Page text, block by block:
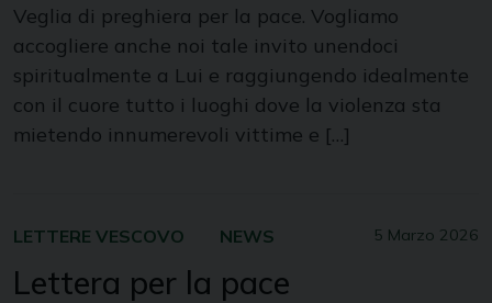
Veglia di preghiera per la pace. Vogliamo
accogliere anche noi tale invito unendoci
spiritualmente a Lui e raggiungendo idealmente
con il cuore tutto i luoghi dove la violenza sta
mietendo innumerevoli vittime e […]
5 Marzo 2026
LETTERE VESCOVO NEWS
Lettera per la pace